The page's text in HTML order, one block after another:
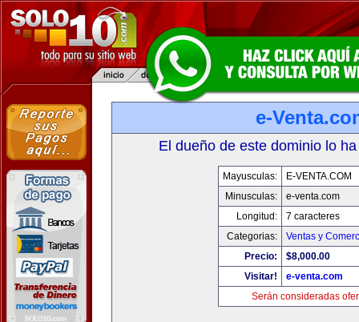
e-
El dueño de este dominio lo
Mayusculas:
E-VENTA.COM
Minusculas:
e-venta.com
Longitud:
7 caracteres
Categorias:
Ventas y
Precio:
$8,000.00
Visitar!
e-venta.com
Serán consideradas